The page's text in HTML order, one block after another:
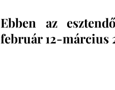
Ebben az
február 12-március